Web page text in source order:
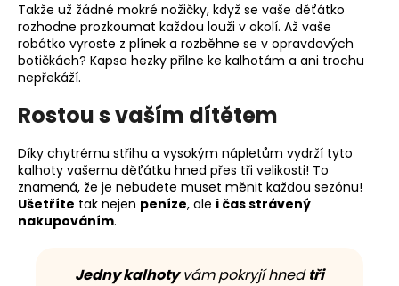
Takže už žádné mokré nožičky, když se vaše děťátko
rozhodne prozkoumat každou louži v okolí. Až vaše
robátko vyroste z plínek a rozběhne se v opravdových
botičkách? Kapsa hezky přilne ke kalhotám a ani trochu
nepřekáží.
Rostou s vaším dítětem
Díky chytrému střihu a vysokým nápletům vydrží tyto
kalhoty vašemu děťátku hned přes tři velikosti! To
znamená, že je nebudete muset měnit každou sezónu!
Ušetříte tak nejen peníze, ale i čas strávený
nakupováním.
Jedny kalhotyvám pokryjí hnedtři